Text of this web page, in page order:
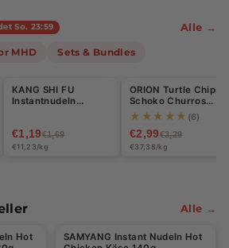
So. 23:59 Alle →
MHD Sets & Bundles
-30%
KANG SHI FU
Instantnudeln
€1,19€1,69
€11,23/kg
-9%
ORION Turtle Chips
Schoko Churros
Geschmack 80g
★★★★★ (6)
€2,99€3,29
€37,38/kg
Alle →
Hot
SAMYANG Instant Nudeln Hot